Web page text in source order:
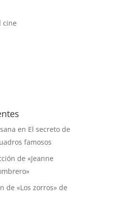
cine
en El secreto de
famosos
de «Jeanne
de «Los zorros» de